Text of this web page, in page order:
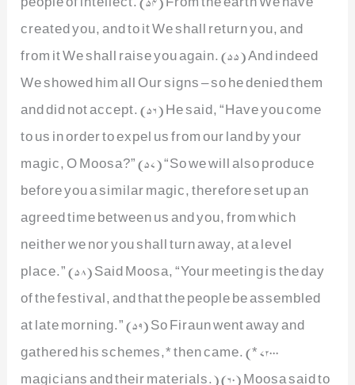
created you, and to it We shall return you, and
from it We shall raise you again. (55) And indeed
We showed him all Our signs – so he denied them
and did not accept. (56) He said, “Have you come
to us in order to expel us from our land by your
magic, O Moosa?” (57) “So we will also produce
before you a similar magic, therefore set up an
agreed time between us and you, from which
neither we nor you shall turn away, at a level
place.” (58) Said Moosa, “Your meeting is the day
of the festival, and that the people be assembled
at late morning.” (59) So Firaun went away and
gathered his schemes,* then came. (* 72000
magicians and their materials.) (60) Moosa said to